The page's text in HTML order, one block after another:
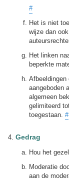
#
Het is niet
wijze dan
Het linken
beperkte
Afbeeldingen
aangeboden
algemeen
gelimiteerd
toegestaan. #
Gedrag
Hou het
Moderatie
aan de